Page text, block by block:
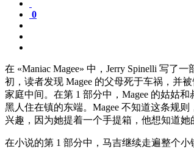
0
在 «Maniac Magee» 中，Jerry Spinelli 写了
初，读者发现 Magee 的父母死于车祸，并
家庭中间。在第 1 部分中，Magee 的姑姑
黑人住在镇的东端。Magee 不知道这条规
兴趣，因为她提着一个手提箱，他想知道她
在小说的第 1 部分中，马吉继续走遍整个